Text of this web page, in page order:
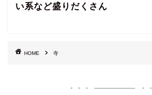
い系など盛りだくさん
HOME 寺